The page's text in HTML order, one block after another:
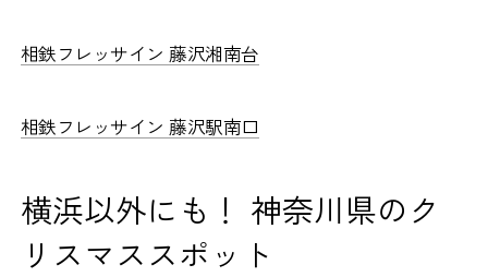
相鉄フレッサイン 藤沢湘南台
相鉄フレッサイン 藤沢駅南口
横浜以外にも！ 神奈川県のク
リスマススポット